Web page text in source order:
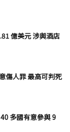
億美元 涉與酒店
傷人罪 最高可判死
多國有意參與 9